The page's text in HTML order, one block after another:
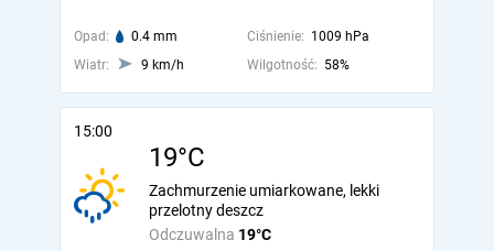
Opad: 0.4 mm Ciśnienie: 1009 hPa
Wiatr:
9 km/h Wilgotność: 58%
15:00
19°C
Odczuwalna 19°C
Zachmurzenie umiarkowane, lekki
przelotny deszcz